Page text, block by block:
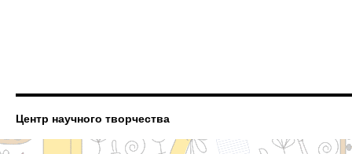
Центр научного творчества